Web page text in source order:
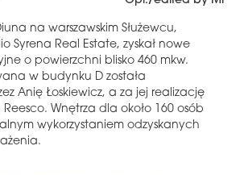
na warszawskim Służewcu,
Syrena Real Estate, zyskał nowe
o powierzchni blisko 460 mkw.
w budynku D została
Anię Łoskiewicz, a za jej realizację
Wnętrza dla około 160 osób
wykorzystaniem odzyskanych